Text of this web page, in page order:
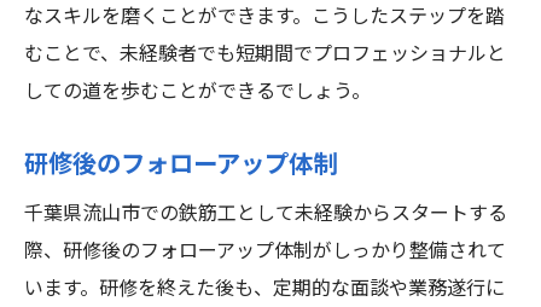
なスキルを磨くことができます。こうしたステップを踏
むことで、未経験者でも短期間でプロフェッショナルと
しての道を歩むことができるでしょう。
研修後のフォローアップ体制
千葉県流山市での鉄筋工として未経験からスタートする
際、研修後のフォローアップ体制がしっかり整備されて
います。研修を終えた後も、定期的な面談や業務遂行に